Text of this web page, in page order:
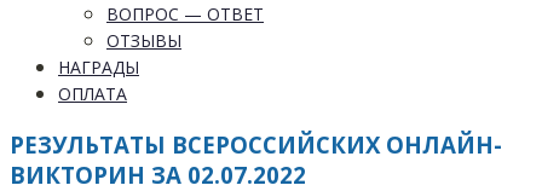
ВОПРОС — ОТВЕТ
ОТЗЫВЫ
НАГРАДЫ
ОПЛАТА
РЕЗУЛЬТАТЫ ВСЕРОССИЙСКИХ ОНЛАЙН-
ВИКТОРИН ЗА 02.07.2022